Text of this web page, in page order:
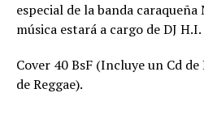
especial de la banda caraqueña
música estará a cargo de DJ H.I.
Cover 40 BsF (Incluye un Cd
de Reggae).